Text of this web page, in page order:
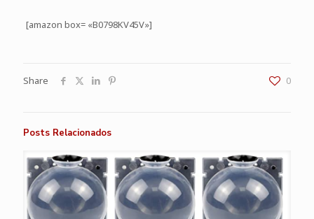
[amazon box= «B0798KV45V»]
Share 0
Posts Relacionados